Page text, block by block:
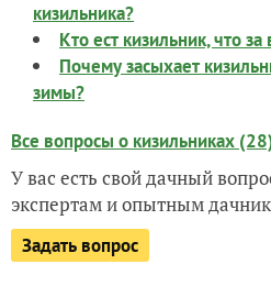
кизильника?
Кто ест кизильник, что
Почему засыхает
зимы?
Все вопросы о кизильниках
У вас есть свой дачный
экспертам и опытным
Задать вопрос